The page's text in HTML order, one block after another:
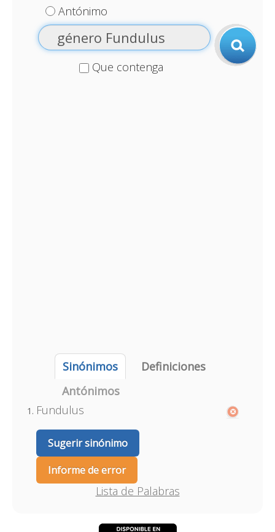
Antónimo
Que contenga
Sinónimos
Definiciones
Antónimos
Fundulus
Sugerir sinónimo
Informe de error
Lista de Palabras